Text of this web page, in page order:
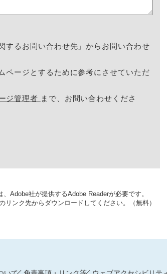
するお問い合わせ先」からお問い合わせ
ページとするために参考にさせていただ
ジ管理者 まで、お問い合わせくださ
Adobe社が提供するAdobe Readerが必要です。
ンク先からダウンロードしてください。（無料）